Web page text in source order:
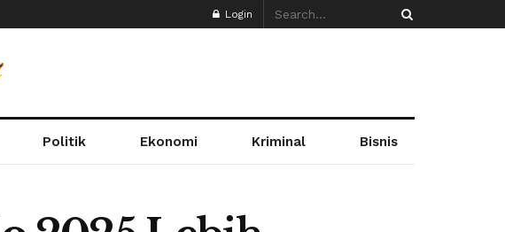
Login
Politik Ekonomi Kriminal Bisnis